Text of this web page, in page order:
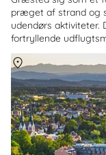
præget af strand og
udendørs aktiviteter.
fortryllende
OmSlovenien